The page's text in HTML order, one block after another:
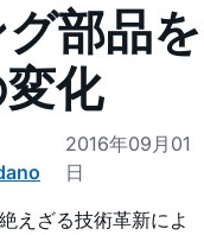
部品を
化
2016年09月01
日
えざる技術革新によ